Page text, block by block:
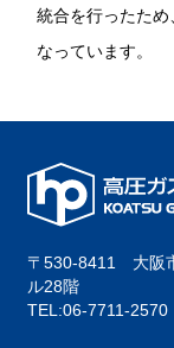
統合を行ったた
なっています。
〒530-8411 大阪
ル28階
TEL:06-7711-2570